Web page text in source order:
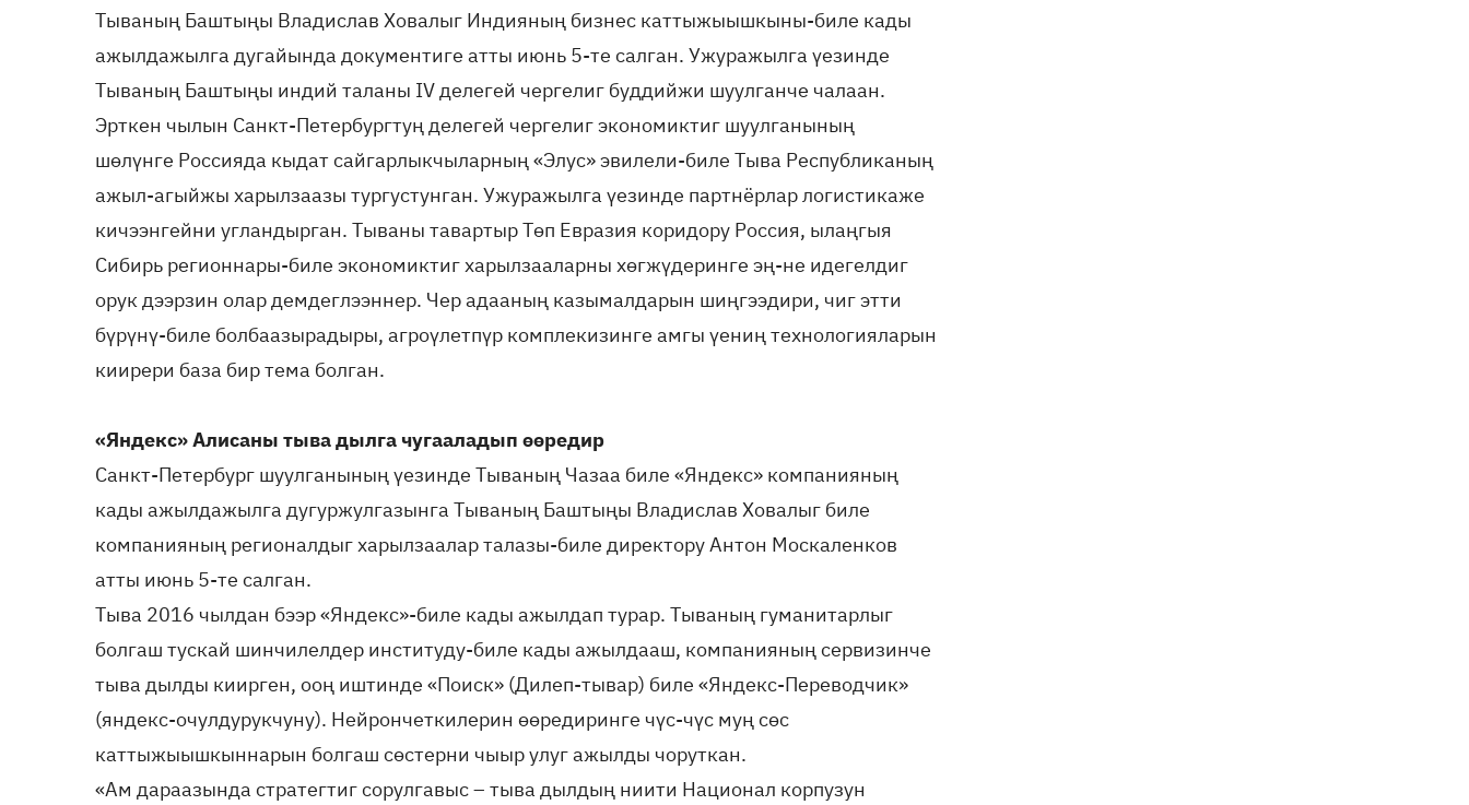
Тываның Баштыңы Владислав Ховалыг Индияның бизнес каттыжыышкыны-биле кады
ажылдажылга дугайында документиге атты июнь 5-те салган. Ужуражылга үезинде
Тываның Баштыңы индий таланы IV делегей чергелиг буддийжи шуулганче чалаан.
Эрткен чылын Санкт-Петербургтуң делегей чергелиг экономиктиг шуулганының
шөлүнге Россияда кыдат сайгарлыкчыларның «Элус» эвилели-биле Тыва Республиканың
ажыл-агыйжы харылзаазы тургустунган. Ужуражылга үезинде партнёрлар логистикаже
кичээнгейни угландырган. Тываны тавартыр Төп Евразия коридору Россия, ылаңгыя
Сибирь регионнары-биле экономиктиг харылзааларны хөгжүдеринге эң-не идегелдиг
орук дээрзин олар демдеглээннер. Чер адааның казымалдарын шиңгээдири, чиг этти
бүрүнү-биле болбаазырадыры, агроүлетпүр комплекизинге амгы үениң технологияларын
киирери база бир тема болган.
«Яндекс» Алисаны тыва дылга чугааладып өөредир
Санкт-Петербург шуулганының үезинде Тываның Чазаа биле «Яндекс» компанияның
кады ажылдажылга дугуржулгазынга Тываның Баштыңы Владислав Ховалыг биле
компанияның регионалдыг харылзаалар талазы-биле директору Антон Москаленков
атты июнь 5-те салган.
Тыва 2016 чылдан бээр «Яндекс»-биле кады ажылдап турар. Тываның гуманитарлыг
болгаш тускай шинчилелдер институду-биле кады ажылдааш, компанияның сервизинче
тыва дылды киирген, ооң иштинде «Поиск» (Дилеп-тывар) биле «Яндекс-Переводчик»
(яндекс-очулдурукчуну). Нейрончеткилерин өөредиринге чүс-чүс муң сөс
каттыжыышкыннарын болгаш сөстерни чыыр улуг ажылды чоруткан.
«Ам дараазында стратегтиг сорулгавыс – тыва дылдың ниити Национал корпузун